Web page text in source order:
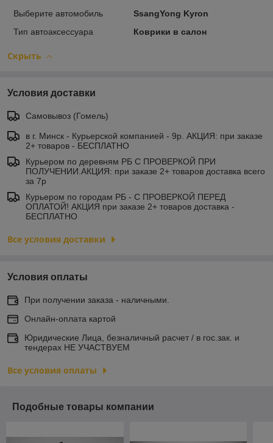
Выберите автомобиль
SsangYong Kyron
Тип автоаксессуара
Коврики в салон
Скрыть
Условия доставки
Самовывоз (Гомель)
в г. Минск - Курьерской компанией - 9р. АКЦИЯ: при заказе
2+ товаров - БЕСПЛАТНО
Курьером по деревням РБ С ПРОВЕРКОЙ ПРИ
ПОЛУЧЕНИИ.АКЦИЯ: при заказе 2+ товаров доставка всего
за 7р
Курьером по городам РБ - С ПРОВЕРКОЙ ПЕРЕД
ОПЛАТОЙ! АКЦИЯ при заказе 2+ товаров доставка -
БЕСПЛАТНО
Все условия доставки
Условия оплаты
При получении заказа - наличными.
Онлайн-оплата картой
Юридические Лица, безналичный расчет / в гос.зак. и
тендерах НЕ УЧАСТВУЕМ
Все условия оплаты
Подобные товары компании